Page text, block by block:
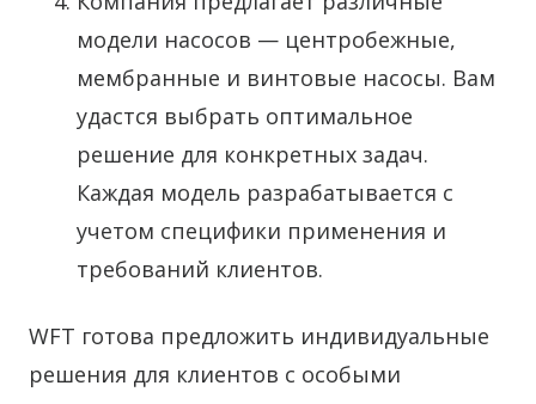
модели насосов — центробежные,
мембранные и винтовые насосы. Вам
удастся выбрать оптимальное
решение для конкретных задач.
Каждая модель разрабатывается с
учетом специфики применения и
требований клиентов.
WFT готова предложить индивидуальные
решения для клиентов с особыми